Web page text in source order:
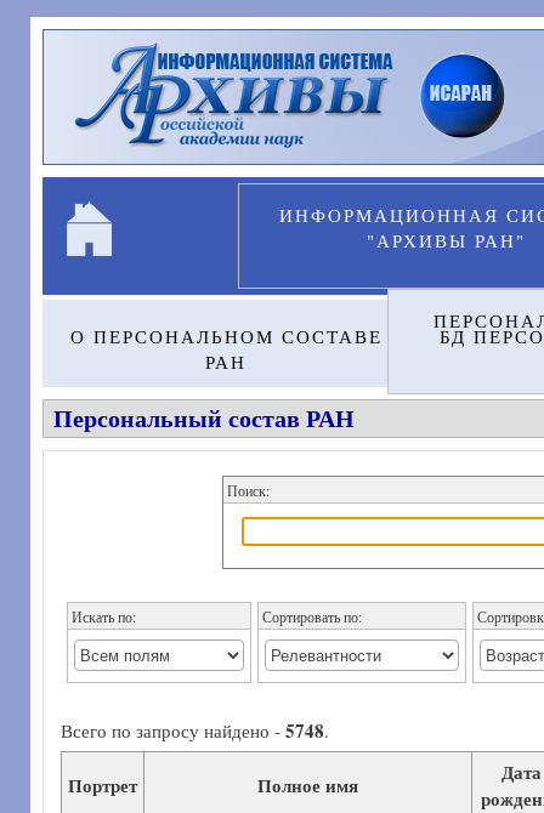
Перейти к основному содержанию
ИНФОРМАЦИОННАЯ
"АРХИВЫ РАН"
О ПЕРСОНАЛЬНОМ СОСТАВЕ
РАН
БД
Персональный состав РАН
Поиск:
Искать по: Сортировать по:
Всего по запросу найдено - 5748.
Портрет Полное имя
Дата